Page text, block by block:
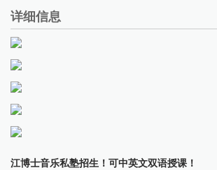
详细信息
江博士音乐私塾招生！可中英文双语授课！